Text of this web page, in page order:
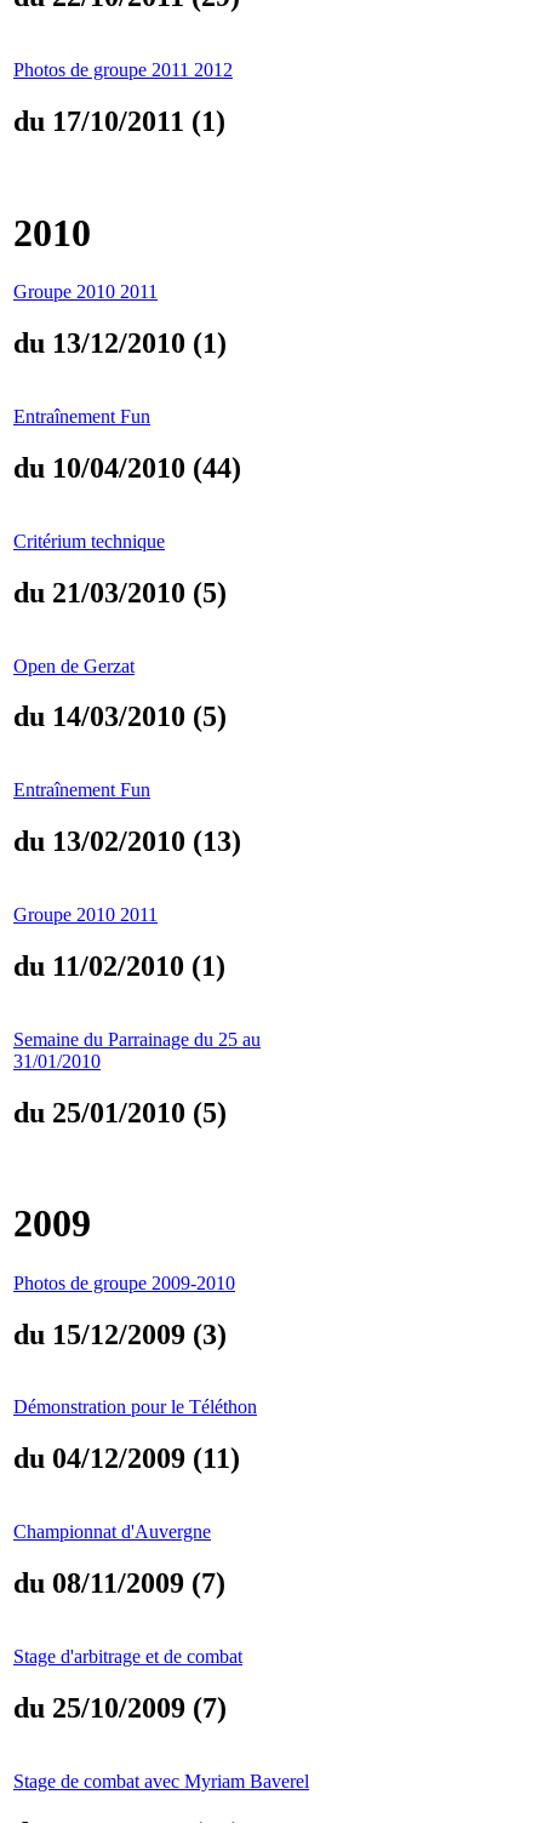
Photos de groupe 2011 2012
du 17/10/2011 (1)
2010
Groupe 2010 2011
du 13/12/2010 (1)
Entraînement Fun
du 10/04/2010 (44)
Critérium technique
du 21/03/2010 (5)
Open de Gerzat
du 14/03/2010 (5)
Entraînement Fun
du 13/02/2010 (13)
Groupe 2010 2011
du 11/02/2010 (1)
Semaine du Parrainage du 25 au
31/01/2010
du 25/01/2010 (5)
2009
Photos de groupe 2009-2010
du 15/12/2009 (3)
Démonstration pour le Téléthon
du 04/12/2009 (11)
Championnat d'Auvergne
du 08/11/2009 (7)
Stage d'arbitrage et de combat
du 25/10/2009 (7)
Stage de combat avec Myriam Baverel